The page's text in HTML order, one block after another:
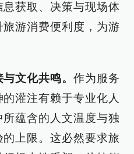
获取、决策与现场体
游消费便利度，为游
与文化共鸣。作为服务
灌注有赖于专业化人
蕴含的人文温度与独
上限。这必然要求旅